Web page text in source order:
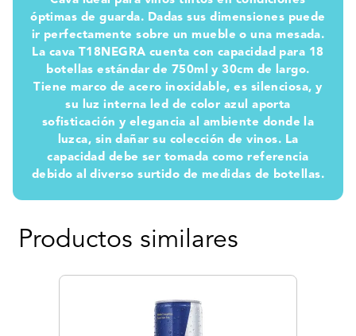
óptimas de guarda. Dadas sus dimensiones puede
ir perfectamente sobre un mueble o una mesada.
La cava T18NEGRA cuenta con capacidad para 18
botellas estándar de 750ml y 30cm de largo.
Tiene marco de acero inoxidable, es silenciosa, y
su luz interna led de color azul aporta
sofisticación y elegancia al ambiente donde la
luzca, sin dañar su colección de vinos. La
capacidad debe ser tomada como referencia
debido al diverso surtido de medidas de botellas.
Productos similares